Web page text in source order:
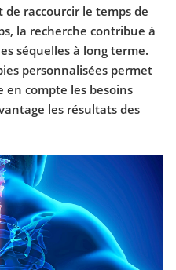
raccourcir le temps de
la recherche contribue à
séquelles à long terme.
personnalisées permet
compte les besoins
les résultats des